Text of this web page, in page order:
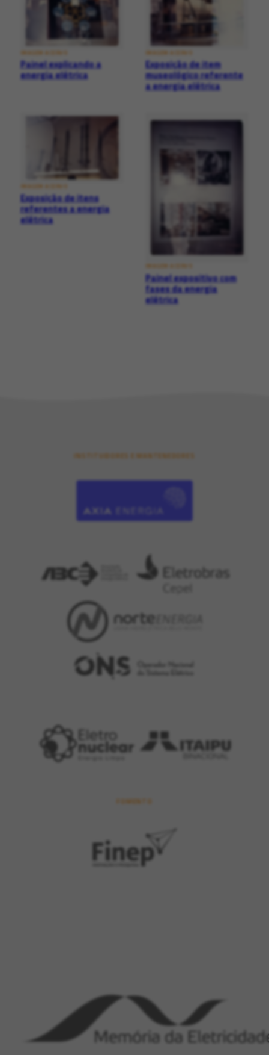
IMAGEM ACERVO
Painel explicando a
energia elétrica
IMAGEM ACERVO
Exposição de item
museológico referente
a energia elétrica
IMAGEM ACERVO
Exposição de itens
referentes a energia
elétrica
IMAGEM ACERVO
Painel expositivo com
fases da energia
elétrica
INSTITUIDORES E MANTENEDORES
FOMENTO